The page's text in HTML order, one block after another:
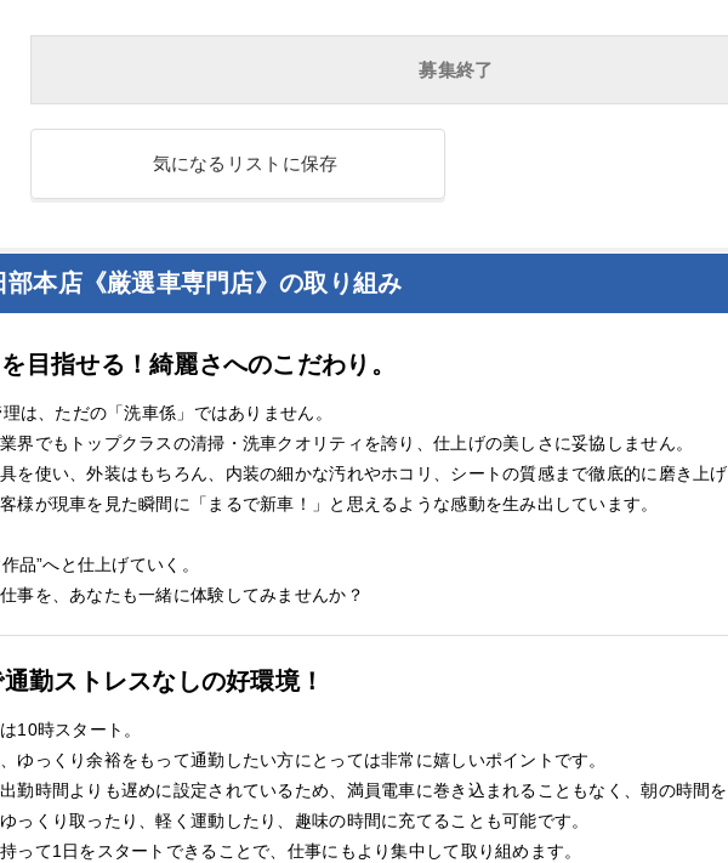
募集終了
気になるリストに保存
本店《厳選車専門店》の取り組み
目指せる！綺麗さへのこだわり。
は、ただの「洗車係」ではありません。
界でもトップクラスの清掃・洗車クオリティを誇り、仕上げの美しさに妥協しません。
を使い、外装はもちろん、内装の細かな汚れやホコリ、シートの質感まで徹底的に磨き上げ
様が現車を見た瞬間に「まるで新車！」と思えるような感動を生み出しています。
品”へと仕上げていく。
事を、あなたも一緒に体験してみませんか？
勤ストレスなしの好環境！
10時スタート。
ゆっくり余裕をもって通勤したい方にとっては非常に嬉しいポイントです。
勤時間よりも遅めに設定されているため、満員電車に巻き込まれることもなく、朝の時間
っくり取ったり、軽く運動したり、趣味の時間に充てることも可能です。
って1日をスタートできることで、仕事にもより集中して取り組めます。